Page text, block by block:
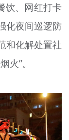
饮、网红打卡
化夜间巡逻防
和化解处置社
火”。